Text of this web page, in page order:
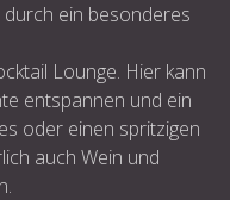
ein besonderes
Lounge. Hier kann
entspannen und ein
oder einen spritzigen
auch Wein und